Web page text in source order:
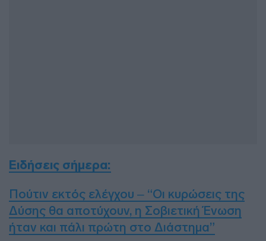
Ειδήσεις σήμερα:
Πούτιν εκτός ελέγχου – “Οι κυρώσεις της
Δύσης θα αποτύχουν, η Σοβιετική Ένωση
ήταν και πάλι πρώτη στο Διάστημα”